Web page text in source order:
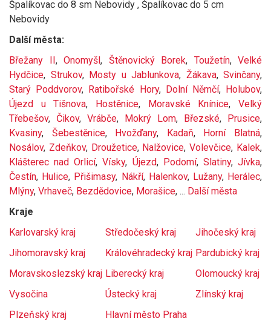
Špalíkovac do 8 sm Nebovidy , Špalíkovac do 5 cm
Nebovidy
Další města:
Břežany II, Onomyšl, Štěnovický Borek, Toužetín, Velké
Hydčice, Strukov, Mosty u Jablunkova, Žákava, Svinčany,
Starý Poddvorov, Ratibořské Hory, Dolní Němčí, Holubov,
Újezd u Tišnova, Hostěnice, Moravské Knínice,Velký
Třebešov, Čikov, Vrábče, Mokrý Lom, Březské, Prusice,
Kvasiny, Šebestěnice, Hvožďany, Kadaň, Horní Blatná,
Nosálov, Zdeňkov, Droužetice, Nalžovice,Volevčice, Kalek,
Klášterec nad Orlicí,Vísky, Újezd, Podomí, Slatiny,Jívka,
Čestín, Hulice, Přišimasy, Nákří, Halenkov, Lužany, Herálec,
Mlýny, Vrhaveč, Bezdědovice, Morašice, ... Další města
Kraje
Karlovarský kraj
Středočeský kraj
Jihočeský kraj
Jihomoravský kraj
Královéhradecký kraj Pardubický kraj
Moravskoslezský kraj Liberecký kraj
Olomoucký kraj
Vysočina
Ústecký kraj
Zlínský kraj
Plzeňský kraj
Hlavní město Praha